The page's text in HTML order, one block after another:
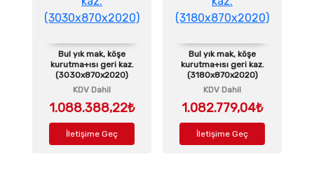
Bul yık mak, köşe
kurutma+ısı geri kaz.
(3030x870x2020)
KDV Dahil
1.088.388,22₺
İletişime Geç
Bul yık mak, köşe
kurutma+ısı geri kaz.
(3180x870x2020)
KDV Dahil
1.082.779,04₺
İletişime Geç